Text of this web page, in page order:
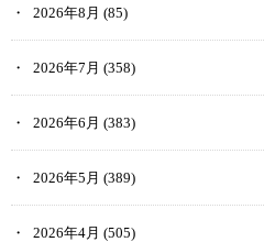
2026年8月 (85)
2026年7月 (358)
2026年6月 (383)
2026年5月 (389)
2026年4月 (505)